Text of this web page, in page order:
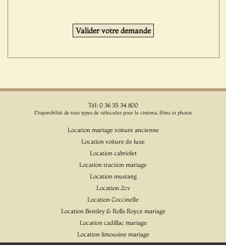
Tél: 0 36 35 34 800
Disponibilité de tous types de véhicules pour le cinéma, films et photos
Location mariage voiture ancienne
Location voiture de luxe
Location cabriolet
Location traction mariage
Location mustang
Location 2cv
Location Coccinelle
Location Bentley & Rolls Royce mariage
Location cadillac mariage
Location limousine mariage